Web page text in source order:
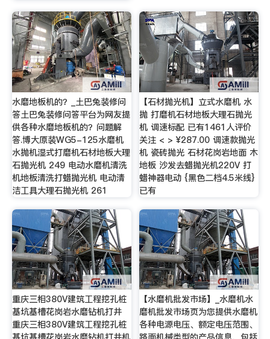
水磨地板机的？_土巴兔装修问
答土巴兔装修问答平台为网友提
供各种水磨地板机的？问题解
答.博大原装WG5-125水磨机
水抛机湿式打磨机石材地板大理
石抛光机 249 电动水磨机清洗
机地板清洗打蜡抛光机 电动清
洁工具大理石抛光机 261
【石材抛光机】立式水磨机 水
抛 打磨机石材地板大理石抛光
机 调速标配 已有1461人评价
关注 < > ¥287.00 调速款抛光
机 瓷砖抛光 石材花岗岩地面 木
地板 沙发去蜡抛光机220V 打
蜡神器电动 {黑色二档4.5米线}
已有
重庆三相380V建筑工程挖孔桩
基坑基槽花岗岩水磨钻机打井
重庆三相380V建筑工程挖孔桩
【水磨机批发市场】_水磨机水
磨机批发市场页为您提供水磨机
各种电源电压、额定电压范围、